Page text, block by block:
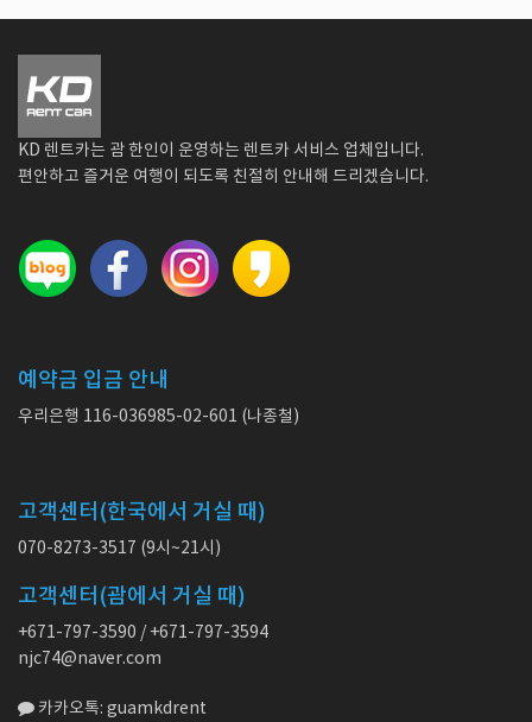
KD 렌트카는 괌 한인이 운영하는 렌트카 서비스 업체입니다.
편안하고 즐거운 여행이 되도록 친절히 안내해 드리겠습니다.
예약금 입금 안내
우리은행 116-036985-02-601 (나종철)
고객센터(한국에서 거실 때)
070-8273-3517 (9시~21시)
고객센터(괌에서 거실 때)
+671-797-3590 / +671-797-3594
njc74@naver.com
카카오톡: guamkdrent